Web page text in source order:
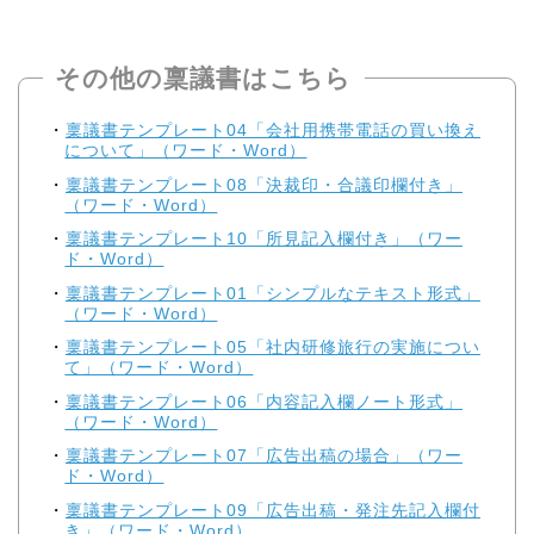
その他の稟議書はこちら
稟議書テンプレート04「会社用携帯電話の買い換え
について」（ワード・Word）
稟議書テンプレート08「決裁印・合議印欄付き」
（ワード・Word）
稟議書テンプレート10「所見記入欄付き」（ワー
ド・Word）
稟議書テンプレート01「シンプルなテキスト形式」
（ワード・Word）
稟議書テンプレート05「社内研修旅行の実施につい
て」（ワード・Word）
稟議書テンプレート06「内容記入欄ノート形式」
（ワード・Word）
稟議書テンプレート07「広告出稿の場合」（ワー
ド・Word）
稟議書テンプレート09「広告出稿・発注先記入欄付